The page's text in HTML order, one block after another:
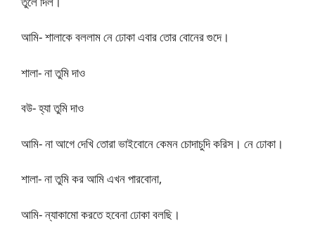
আমি- শালাকে বললাম নে ঢোকা এবার তোর বোনের গুদে।
শালা- না তুমি দাও
বউ- হ্যা তুমি দাও
আমি- না আগে দেখি তোরা ভাইবোনে কেমন চোদাচুদি করিস। নে ঢোকা।
শালা- না তুমি কর আমি এখন পারবোনা,
আমি- ন্যাকামো করতে হবেনা ঢোকা বলছি।